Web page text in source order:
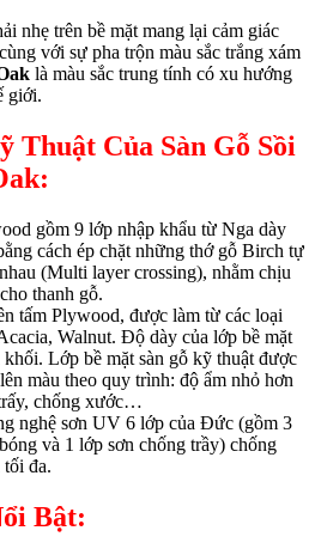
nhẹ trên bề mặt mang lại cảm giác
với sự pha trộn màu sắc trắng xám
là màu sắc trung tính có xu hướng
giới.
Thuật Của Sàn Gỗ Sồi
:
gồm 9 lớp nhập khẩu từ Nga dày
cách ép chặt những thớ gỗ Birch tự
(Multi layer crossing), nhằm chịu
thanh gỗ.
tấm Plywood, được làm từ các loại
Walnut. Độ dày của lớp bề mặt
Lớp bề mặt sàn gỗ kỹ thuật được
màu theo quy trình: độ ẩm nhỏ hơn
chống xước…
nghệ sơn UV 6 lớp của Đức (gồm 3
và 1 lớp sơn chống trầy) chống
đa.
Bật: